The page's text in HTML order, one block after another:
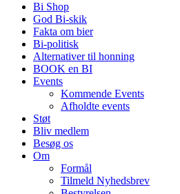
Bi Shop
God Bi-skik
Fakta om bier
Bi-politisk
Alternativer til honning
BOOK en BI
Events
Kommende Events
Afholdte events
Støt
Bliv medlem
Besøg os
Om
Formål
Tilmeld Nyhedsbrev